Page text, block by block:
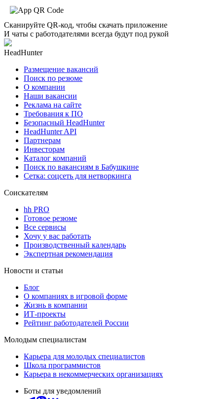
Сканируйте QR-код, чтобы скачать приложение
И чаты с работодателями всегда будут под рукой
HeadHunter
Размещение вакансий
Поиск по резюме
О компании
Наши вакансии
Реклама на сайте
Требования к ПО
Безопасный HeadHunter
HeadHunter API
Партнерам
Инвесторам
Каталог компаний
Поиск по вакансиям в Бабушкине
Сетка: соцсеть для нетворкинга
Соискателям
hh PRO
Готовое резюме
Все сервисы
Хочу у вас работать
Производственный календарь
Экспертная рекомендация
Новости и статьи
Блог
О компаниях в игровой форме
Жизнь в компании
ИТ-проекты
Рейтинг работодателей России
Молодым специалистам
Карьера для молодых специалистов
Школа программистов
Карьера в некоммерческих организациях
Боты для уведомлений